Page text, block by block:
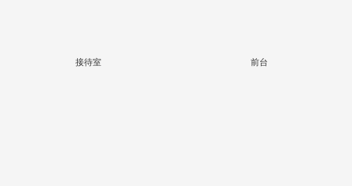
接待室 前台